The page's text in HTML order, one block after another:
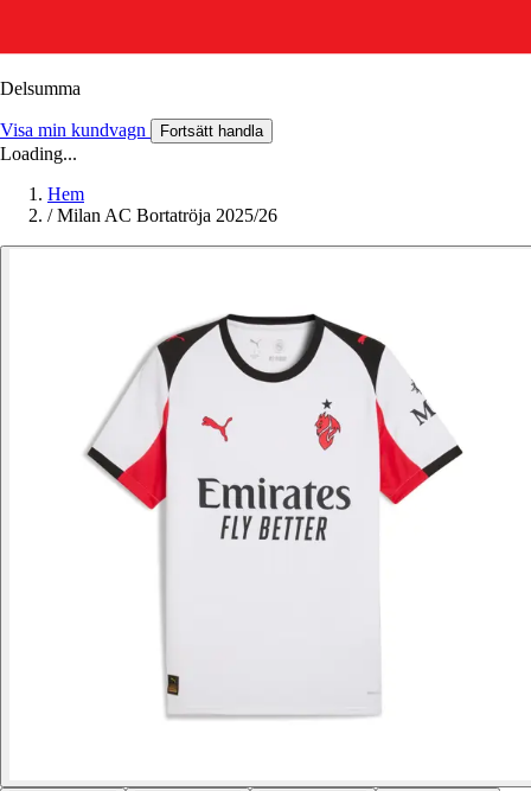
Delsumma
Visa min kundvagn Fortsätt handla
Loading...
Hem
/ Milan AC Bortatröja 2025/26